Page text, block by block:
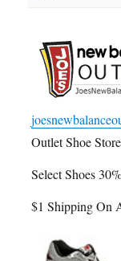
Outlet Shoe Store
Select Shoes
$1 Shipping On